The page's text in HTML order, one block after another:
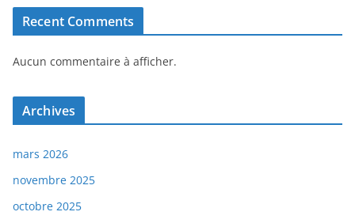
Recent Comments
Aucun commentaire à afficher.
Archives
mars 2026
novembre 2025
octobre 2025